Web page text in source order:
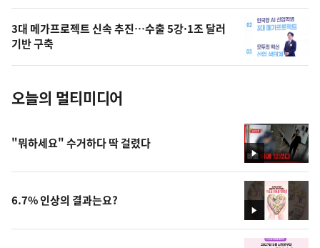
의
사
진
3대 메가프로젝트 신속 추진…수출 5강·1조 달러
기반 구축
오늘의 멀티미디어
영
상
"뭐하세요" 수거하다 딱 걸렸다
영
상
6.7% 인상의 결과는요?